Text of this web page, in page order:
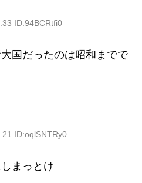
ID:94BCRtfi0
国だったのは昭和までで
ID:oqlSNTRy0
まっとけ